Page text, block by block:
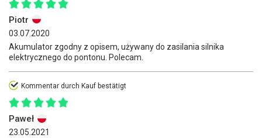
Piotr
03.07.2020
Akumulator zgodny z opisem, używany do zasilania silnika
elektrycznego do pontonu. Polecam.
Kommentar durch Kauf bestätigt
Paweł
23.05.2021